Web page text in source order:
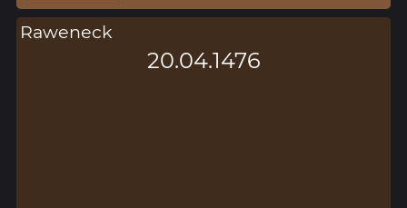
Raweneck
20.04.1476